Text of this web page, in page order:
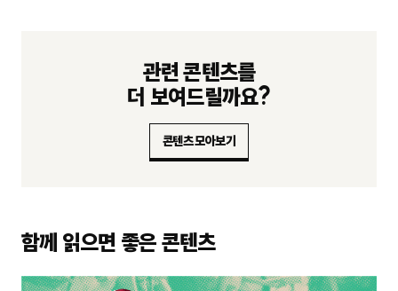
관련 콘텐츠를
더 보여드릴까요?
콘텐츠 모아보기
함께 읽으면 좋은 콘텐츠